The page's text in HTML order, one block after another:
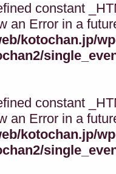
constant
an Error in a
kotochan.jp/
constant
an Error in a
kotochan.jp/